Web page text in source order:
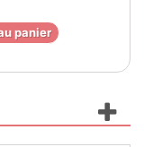
panier